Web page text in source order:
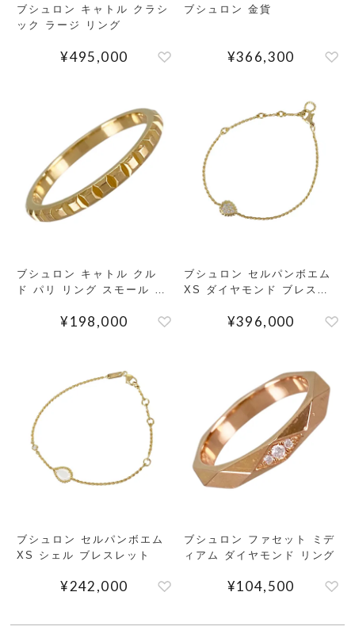
検索する リセット
ブシュロン キャトル クラシ
ック ラージ リング
¥495,000
ブシュロン 金貨
¥366,300
ブシュロン キャトル クル
ド パリ リング スモール リ
¥198,000
ブシュロン セルパンボエム
XS ダイヤモンド ブレスレ
¥396,000
ブシュロン セルパンボエム
XS シェル ブレスレット
¥242,000
ブシュロン ファセット ミデ
ィアム ダイヤモンド リング
¥104,500